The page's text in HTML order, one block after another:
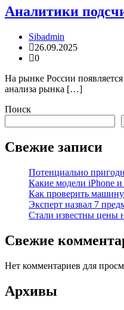
Аналитики
Sibadmin
26.09.2025
0
На рынке России
анализа рынка […]
Поиск
Свежие записи
Потенциально
Какие модели iPhone
Как проверить
Эксперт назвал 7
Стали известны цены
Свежие
Нет комментариев для
Архивы